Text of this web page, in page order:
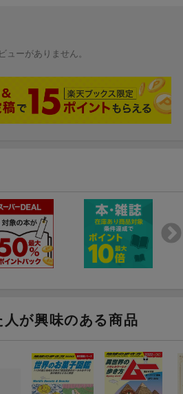
ューがありません。
が興味のある商品